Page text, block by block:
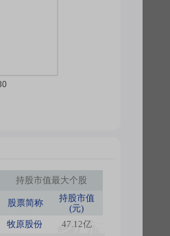
持股市值最大个股
股票简称
持股市值
(元)
牧原股份
47.12亿